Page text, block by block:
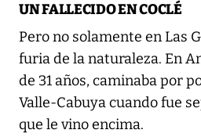
UN FALLECIDO EN COCLÉ
Pero no solamente en Las
furia de la naturaleza. En
de 31 años, caminaba por
Valle-Cabuya cuando fue
que le vino encima.